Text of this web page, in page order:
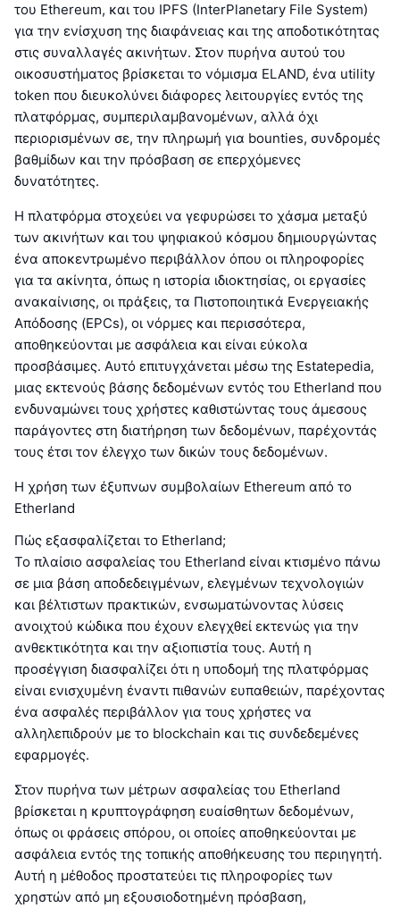
του Ethereum, και του IPFS (InterPlanetary File System)
για την ενίσχυση της διαφάνειας και της αποδοτικότητας
στις συναλλαγές ακινήτων. Στον πυρήνα αυτού του
οικοσυστήματος βρίσκεται το νόμισμα ELAND, ένα utility
token που διευκολύνει διάφορες λειτουργίες εντός της
πλατφόρμας, συμπεριλαμβανομένων, αλλά όχι
περιορισμένων σε, την πληρωμή για bounties, συνδρομές
βαθμίδων και την πρόσβαση σε επερχόμενες
δυνατότητες.
Η πλατφόρμα στοχεύει να γεφυρώσει το χάσμα μεταξύ
των ακινήτων και του ψηφιακού κόσμου δημιουργώντας
ένα αποκεντρωμένο περιβάλλον όπου οι πληροφορίες
για τα ακίνητα, όπως η ιστορία ιδιοκτησίας, οι εργασίες
ανακαίνισης, οι πράξεις, τα Πιστοποιητικά Ενεργειακής
Απόδοσης (EPCs), οι νόρμες και περισσότερα,
αποθηκεύονται με ασφάλεια και είναι εύκολα
προσβάσιμες. Αυτό επιτυγχάνεται μέσω της Estatepedia,
μιας εκτενούς βάσης δεδομένων εντός του Etherland που
ενδυναμώνει τους χρήστες καθιστώντας τους άμεσους
παράγοντες στη διατήρηση των δεδομένων, παρέχοντάς
τους έτσι τον έλεγχο των δικών τους δεδομένων.
Η χρήση των έξυπνων συμβολαίων Ethereum από το
Etherland
Πώς εξασφαλίζεται το Etherland;
Το πλαίσιο ασφαλείας του Etherland είναι κτισμένο πάνω
σε μια βάση αποδεδειγμένων, ελεγμένων τεχνολογιών
και βέλτιστων πρακτικών, ενσωματώνοντας λύσεις
ανοιχτού κώδικα που έχουν ελεγχθεί εκτενώς για την
ανθεκτικότητα και την αξιοπιστία τους. Αυτή η
προσέγγιση διασφαλίζει ότι η υποδομή της πλατφόρμας
είναι ενισχυμένη έναντι πιθανών ευπαθειών, παρέχοντας
ένα ασφαλές περιβάλλον για τους χρήστες να
αλληλεπιδρούν με το blockchain και τις συνδεδεμένες
εφαρμογές.
Στον πυρήνα των μέτρων ασφαλείας του Etherland
βρίσκεται η κρυπτογράφηση ευαίσθητων δεδομένων,
όπως οι φράσεις σπόρου, οι οποίες αποθηκεύονται με
ασφάλεια εντός της τοπικής αποθήκευσης του περιηγητή.
Αυτή η μέθοδος προστατεύει τις πληροφορίες των
χρηστών από μη εξουσιοδοτημένη πρόσβαση,